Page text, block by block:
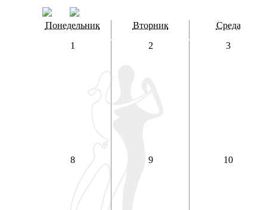
Понедельник Вторник
Среда
1
2 3
8 9 10